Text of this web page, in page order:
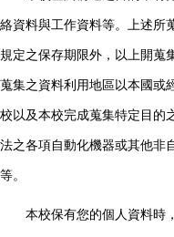
絡資料與工作資料等。上述所
規定之保存期限外，以上開蒐
蒐集之資料利用地區以本國或
校以及本校完成蒐集特定目的
法之各項自動化機器或其他非
等。
本校保有您的個人資料時，